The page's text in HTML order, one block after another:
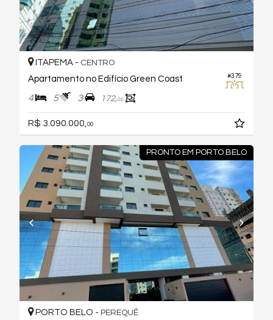
#379
ITAPEMA - CENTRO
Apartamento no Edifício Green Coast
4 5 3 172,00
R$ 3.090.000, 00
PRONTO EM PORTO BELO
PORTO BELO - PEREQUÊ